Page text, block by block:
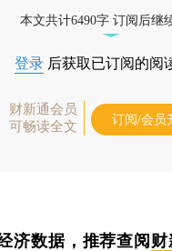
本文共计6490字 订阅后继
登录 后获取已订阅的阅
财新通会员
可畅读全文
订阅/会员
济数据，推荐查阅